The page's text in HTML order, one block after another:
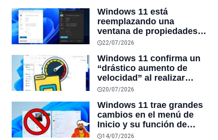
solucionarlo antes de
lanzar el nuevo menú
Inicio
Windows 11 está
reemplazando una
ventana de propiedades
que no cambió desde
fin tendrá modo oscuro
después de casi 30 años
22/07/2026
Windows 11 confirma un
“drástico aumento de
velocidad” al realizar
búsquedas en la sección
Explorador de archivos
20/07/2026
Windows 11 trae grandes
cambios en el menú de
Inicio y su función de
búsqueda: por fin podrás
14/07/2026